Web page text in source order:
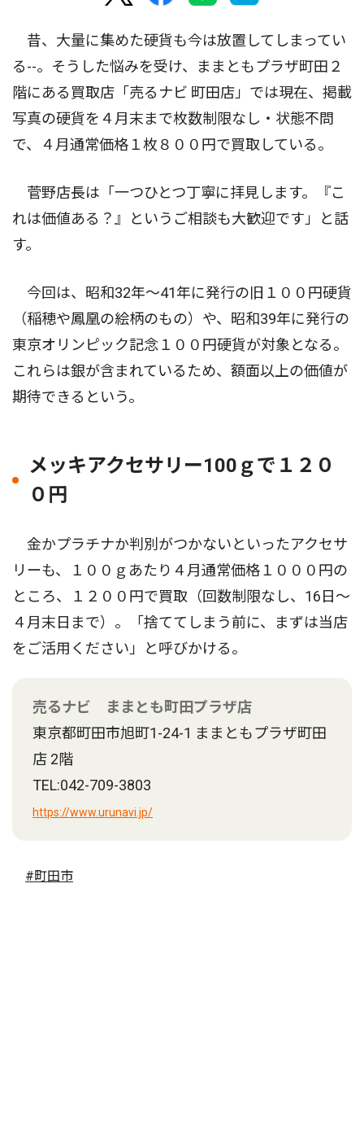
昔、大量に集めた硬貨も今は放置してしまってい
る--。そうした悩みを受け、ままともプラザ町田２
階にある買取店「売るナビ 町田店」では現在、掲載
写真の硬貨を４月末まで枚数制限なし・状態不問
で、４月通常価格１枚８００円で買取している。
菅野店長は「一つひとつ丁寧に拝見します。『こ
れは価値ある？』というご相談も大歓迎です」と話
す。
今回は、昭和32年〜41年に発行の旧１００円硬貨
（稲穂や鳳凰の絵柄のもの）や、昭和39年に発行の
東京オリンピック記念１００円硬貨が対象となる。
これらは銀が含まれているため、額面以上の価値が
期待できるという。
メッキアクセサリー100ｇで１２０
０円
金かプラチナか判別がつかないといったアクセサ
リーも、１００ｇあたり４月通常価格１０００円の
ところ、１２００円で買取（回数制限なし、16日〜
４月末日まで）。「捨ててしまう前に、まずは当店
をご活用ください」と呼びかける。
売るナビ ままとも町田プラザ店
東京都町田市旭町1-24-1 ままともプラザ町田
店 2階
TEL:042-709-3803
https://www.urunavi.jp/
#町田市